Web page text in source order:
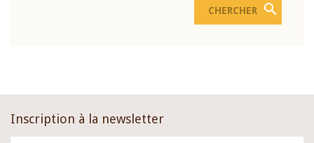
Inscription à la newsletter